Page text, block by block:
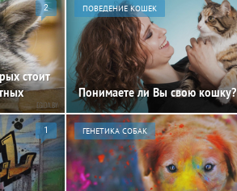
2
стоит
ПОВЕДЕНИЕ КОШЕК
Понимаете ли Вы свою кошку?
1 ГЕНЕТИКА СОБАК